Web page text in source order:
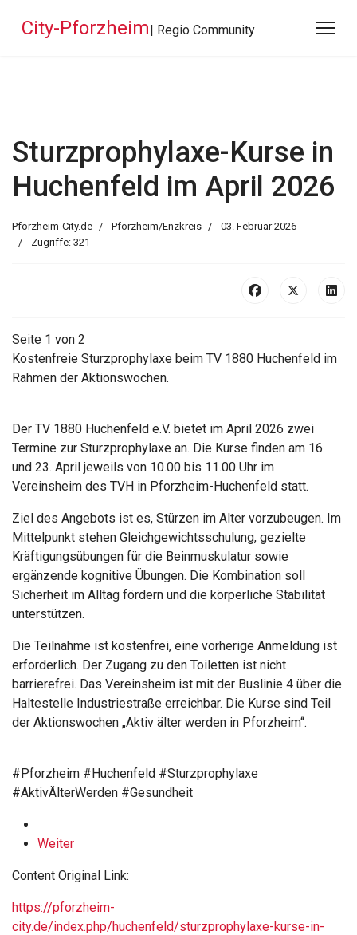
City-Pforzheim| Regio Community
Sturzprophylaxe-Kurse in
Huchenfeld im April 2026
Pforzheim-City.de Pforzheim/Enzkreis
03. Februar 2026
Zugriffe: 321
Seite 1 von 2
Kostenfreie Sturzprophylaxe beim TV 1880 Huchenfeld im
Rahmen der Aktionswochen.
Der TV 1880 Huchenfeld e.V. bietet im April 2026 zwei
Termine zur Sturzprophylaxe an. Die Kurse finden am 16.
und 23. April jeweils von 10.00 bis 11.00 Uhr im
Vereinsheim des TVH in Pforzheim-Huchenfeld statt.
Ziel des Angebots ist es, Stürzen im Alter vorzubeugen. Im
Mittelpunkt stehen Gleichgewichtsschulung, gezielte
Kräftigungsübungen für die Beinmuskulatur sowie
ergänzende kognitive Übungen. Die Kombination soll
Sicherheit im Alltag fördern und die körperliche Stabilität
unterstützen.
Die Teilnahme ist kostenfrei, eine vorherige Anmeldung ist
erforderlich. Der Zugang zu den Toiletten ist nicht
barrierefrei. Das Vereinsheim ist mit der Buslinie 4 über die
Haltestelle Industriestraße erreichbar. Die Kurse sind Teil
der Aktionswochen „Aktiv älter werden in Pforzheim“.
#Pforzheim #Huchenfeld #Sturzprophylaxe
#AktivÄlterWerden #Gesundheit
Weiter
Content Original Link:
https://pforzheim-
city.de/index.php/huchenfeld/sturzprophylaxe-kurse-in-